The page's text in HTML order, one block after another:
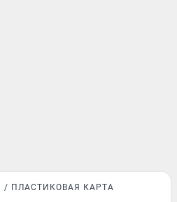
ПЛАСТИКОВАЯ КАРТА